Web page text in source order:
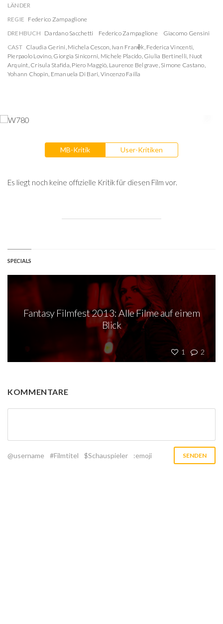
LÄNDER
REGIE Federico Zampaglione
DREHBUCH Dardano Sacchetti Federico Zampaglione
Giacomo Gensini
CAST Claudia Gerini, Michela Cescon, Ivan Franěk, Federica Vincenti,
Pierpaolo Lovino, Giorgia Sinicorni, Michele Placido, Giulia Bertinelli, Nuot
Arquint, Crisula Stafida, Piero Maggiò, Laurence Belgrave, Simone Castano,
Yohann Chopin, Emanuela Di Bari, Vincenzo Failla
MB-Kritik User-Kritiken
Es liegt noch keine offizielle Kritik für diesen Film vor.
SPECIALS
1 2
Fantasy Filmfest 2013: Alle Filme auf einem
Blick
KOMMENTARE
@username #Filmtitel $Schauspieler :emoji